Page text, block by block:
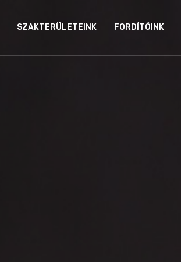
SZAKTERÜLETEINK FORDÍTÓINK